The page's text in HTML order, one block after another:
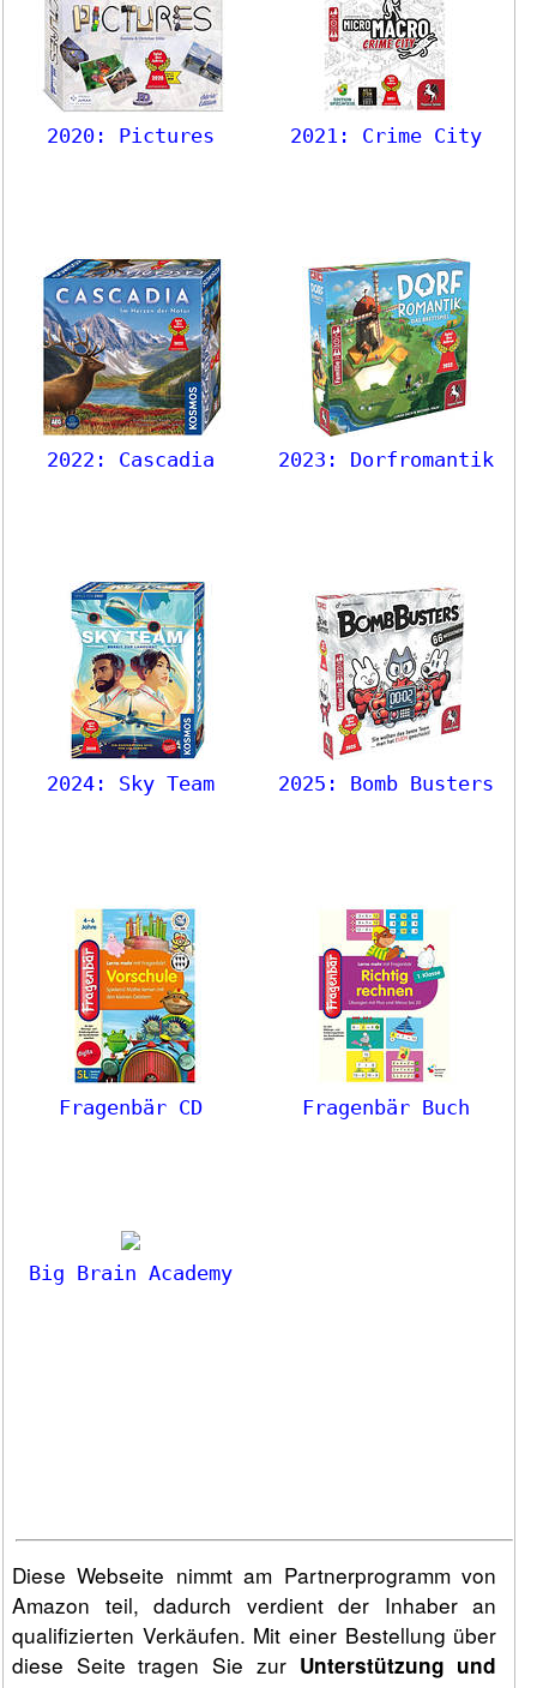
2020: Pictures 2021: Crime City
2022: Cascadia 2023: Dorfromantik
2024: Sky Team 2025: Bomb Busters
Fragenbär CD Fragenbär Buch
Big Brain Academy
Diese Webseite nimmt am Partnerprogramm von
Amazon teil, dadurch verdient der Inhaber an
qualifizierten Verkäufen. Mit einer Bestellung über
diese Seite tragen Sie zur Unterstützung und